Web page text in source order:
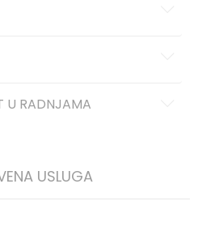
U RADNJAMA
USLUGA